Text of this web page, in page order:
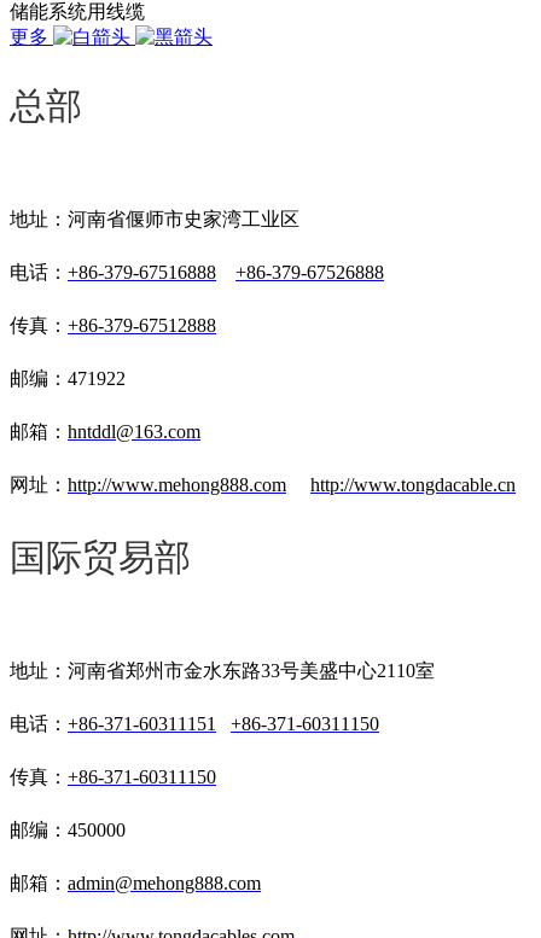
储能系统用线缆
更多
总部
地址：河南省偃师市史家湾工业区
电话： +86-379-67516888 +86-379-67526888
传真： +86-379-67512888
邮编：471922
邮箱： hntddl@163.com
网址： http://www.mehong888.com http://www.tongdacable.cn
国际贸易部
地址：河南省郑州市金水东路33号美盛中心2110室
电话： +86-371-60311151 +86-371-60311150
传真： +86-371-60311150
邮编：450000
邮箱： admin@mehong888.com